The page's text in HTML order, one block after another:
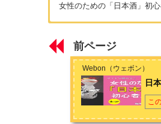
女性のための「日本酒」初
女子会に日本酒がおすすめな
第１章 日本酒の基礎知識
日本酒ってどんなお酒？
20代女子のフリーライター。
く。若い女性にもっと日本酒
お問い合わせは こちらから
前ページ
Webon（ウェボン）
日
こ